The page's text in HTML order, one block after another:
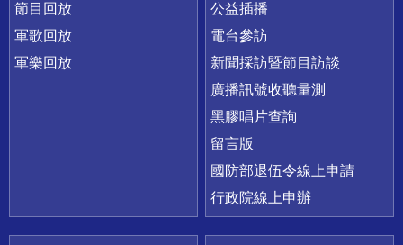
節目回放
軍歌回放
軍樂回放
公益插播
電台參訪
新聞採訪暨節目訪談
廣播訊號收聽量測
黑膠唱片查詢
留言版
國防部退伍令線上申請
行政院線上申辦